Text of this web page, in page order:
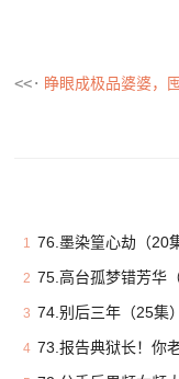
睁眼成极品婆婆，
1 76.墨染篁心劫（20
2 75.高台孤梦错芳华
3 74.别后三年（25集）
4 73.报告典狱长！你